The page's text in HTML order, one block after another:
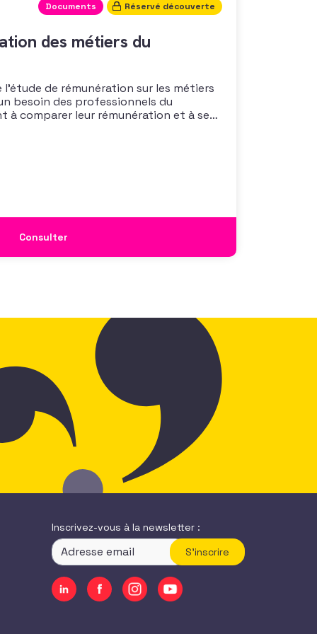
Documents Réservé découverte
des métiers du
de rémunération sur les métiers
besoin des professionnels du
à comparer leur rémunération et à se
Consulter
Inscrivez-vous à la newsletter :
S'inscrire